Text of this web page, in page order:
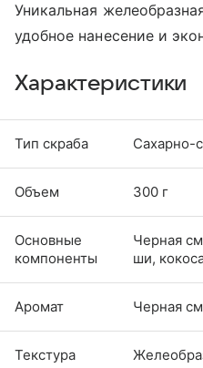
Уникальная
удобное нанесение и
Характеристики
Тип скраба Сахарно-
Объем 300 г
Основные
компоненты
Черная
ши,
Аромат Черная
Текстура